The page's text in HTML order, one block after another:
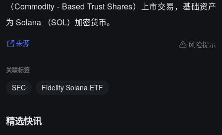
（Commodity - Based Trust Shares）上市交易，基础资产
为 Solana （SOL）加密货币。
来源 风险提示
关联标签
SEC Fidelity Solana ETF
精选快讯